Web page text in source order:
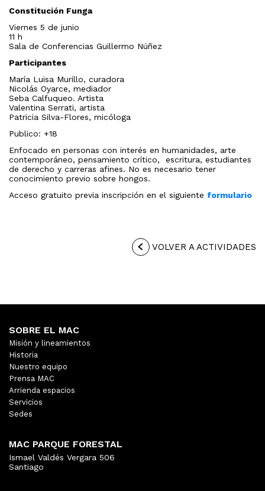
Constitución Funga
Viernes 5 de junio
11 h
Sala de Conferencias Guillermo Núñez
Participantes
María Luisa Murillo, curadora
Nicolás Oyarce, mediador
Seba Calfuqueo. Artista
Valentina Serrati, artista
Patricia Silva-Flores, micóloga
Publico: +18
Enfocado en personas con interés en humanidades, arte
contemporáneo, pensamiento crítico, escritura, estudiantes
de derecho y carreras afines. No es necesario tener
conocimiento previo sobre hongos.
Acceso gratuito previa inscripción en el siguiente formulario
VOLVER A ACTIVIDADES
SOBRE EL MAC
Misión y lineamientos
Historia
Nuestro equipo
Prensa MAC
Arrienda espacios
Servicios
Sedes
MAC PARQUE FORESTAL
Ismael Valdés Vergara 506
Santiago